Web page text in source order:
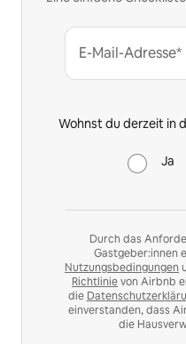
E-Mail-Adresse*
Wohnst du derzeit in
Ja
Durch das
Gastgeber:innen
Nutzungsbedingungen
Richtlinievon Airbnb
die
einverstanden, dass
die